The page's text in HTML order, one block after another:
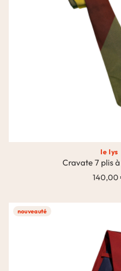
le lys
Cravate 7 plis
140,00
nouveauté